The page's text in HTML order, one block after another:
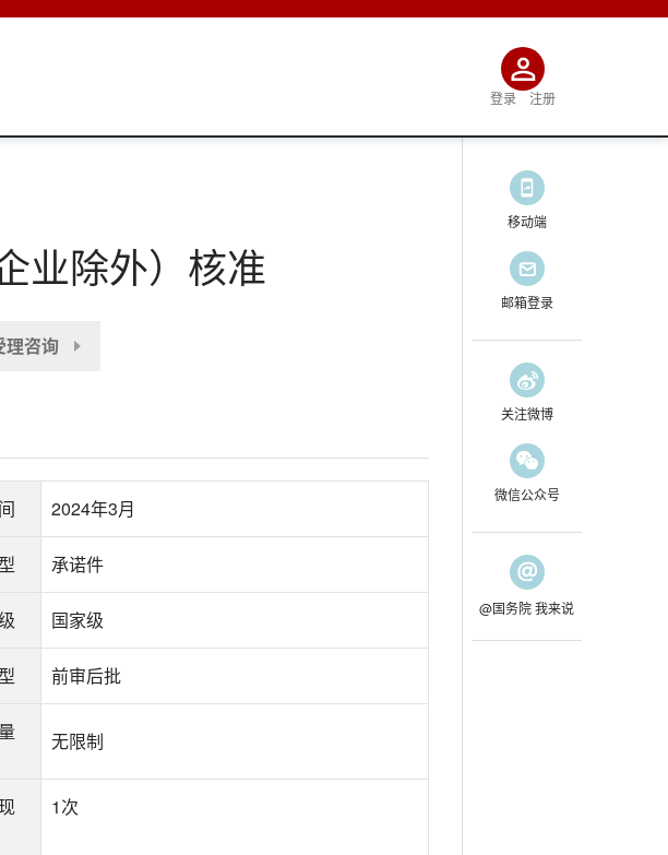
登录 注册
业除外）核准
理咨询
2024年3月
承诺件
国家级
前审后批
无限制
1次
移动端
邮箱登录
关注微博
微信公众号
@国务院 我来说